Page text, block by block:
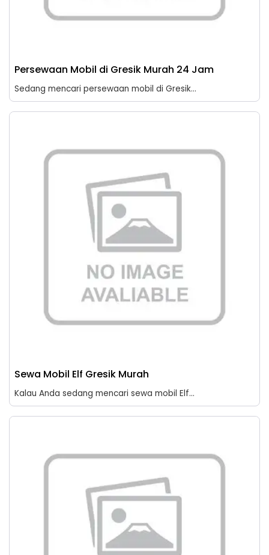
Persewaan Mobil di Gresik Murah 24 Jam
Sedang mencari persewaan mobil di Gresik...
Sewa Mobil Elf Gresik Murah
Kalau Anda sedang mencari sewa mobil Elf...